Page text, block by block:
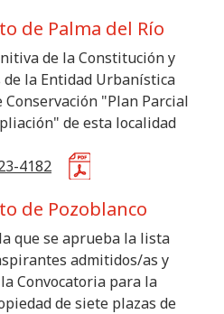
de Palma del Río
de la Constitución y
de la Entidad Urbanística
Conservación "Plan Parcial
de esta localidad
4182
de Pozoblanco
que se aprueba la lista
admitidos/as y
Convocatoria para la
de siete plazas de